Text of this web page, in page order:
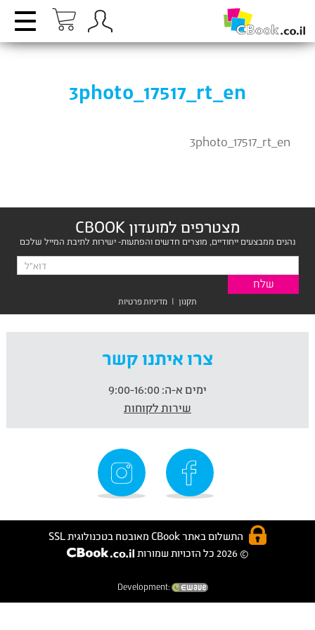
3photo_17517_rt_en
3photo_17517_rt_en
מצטרפים למועדון CBOOK
נהנים ממבצעים ייחודיים, מוצרים חדשים והפתעות- ישירות לתיבת המייל שלכם
תקנון | מדיניות פרטיות
צרו איתנו קשר
ימים א-ה:
שירות לקוחות
התשלום באתר CBook מאובטח בטכנולוגית SSL
© 2026 כל הזכויות שמורות
Development: